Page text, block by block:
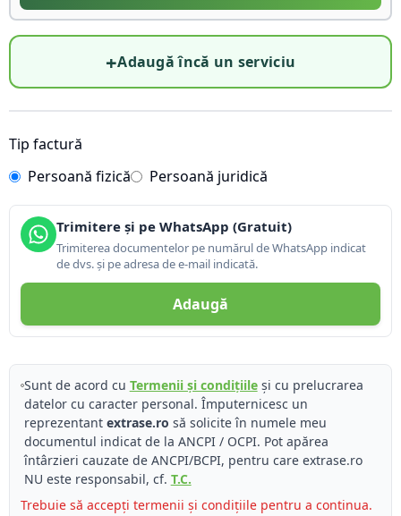
+Adaugă încă un serviciu
Tip factură
Persoană fizică
Persoană juridică
Trimitere și pe WhatsApp (Gratuit)
Trimiterea documentelor pe numărul de WhatsApp indicat
de dvs. și pe adresa de e-mail indicată.
Adaugă
Sunt de acord cu Termenii și condițiileși cu prelucrarea
datelor cu caracter personal. Împuternicesc un
reprezentant extrase.ro să solicite în numele meu
documentul indicat de la ANCPI / OCPI. Pot apărea
întârzieri cauzate de ANCPI/BCPI, pentru care extrase.ro
NU este responsabil, cf. T.C.
Trebuie să accepți termenii și condițiile pentru a continua.